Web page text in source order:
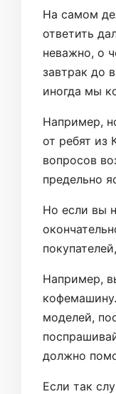
На самом
ответить
неважно, о
завтрак до
иногда мы
Например,
от ребят из
вопросов
предельно
Но если вы
Например,
моделей,
должно
Если так